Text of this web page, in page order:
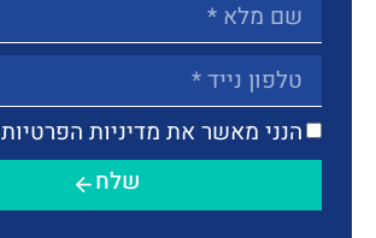
הנני מאשר את מדיניות הפרטיות
שלח